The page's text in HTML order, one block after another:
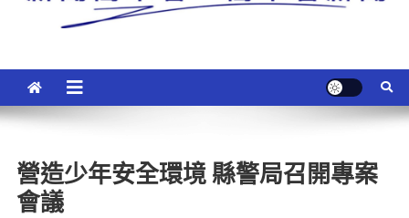
營造少年安全環境 縣警局召開專案
會議